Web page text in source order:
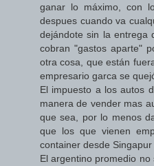
ganar lo máximo, con
despues cuando va
dejándote sin la entrega
cobran "gastos aparte"
otra cosa, que están
empresario garca se
El impuesto a los autos
manera de vender mas
que sea, por lo menos
que los que vienen
container desde
El argentino promedio